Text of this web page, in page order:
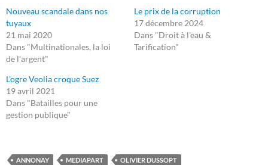
Nouveau scandale dans nos
tuyaux
21 mai 2020
Dans "Multinationales, la loi
de l'argent"
Le prix de la corruption
17 décembre 2024
Dans "Droit à l'eau &
Tarification"
L’ogre Veolia croque Suez
19 avril 2021
Dans "Batailles pour une
gestion publique"
ANNONAY MEDIAPART
OLIVIER DUSSOPT